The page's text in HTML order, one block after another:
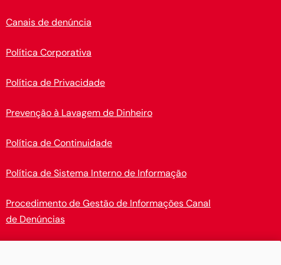
Canais de denúncia
Política Corporativa
Política de Privacidade
Prevenção à Lavagem de Dinheiro
Política de Continuidade
Política de Sistema Interno de Informação
Procedimento de Gestão de Informações Canal
de Denúncias